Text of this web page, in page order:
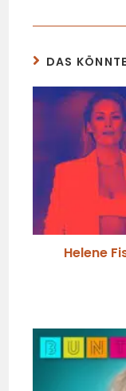
DAS
Helene